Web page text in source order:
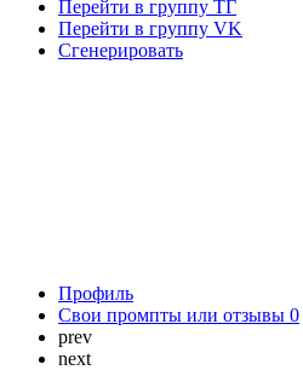
Перейти в группу ТГ
Перейти в группу VK
Сгенерировать
Профиль
Свои промпты или отзывы 0
prev
next